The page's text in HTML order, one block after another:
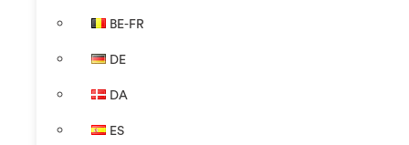
BE-FR
DE
DA
ES